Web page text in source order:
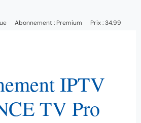
Abonnement : Premium Prix : 34.99
IPTV
TV Pro